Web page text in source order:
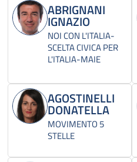
ABRIGNANI
IGNAZIO
NOI CON L'ITALIA-
SCELTA CIVICA PER
L'ITALIA-MAIE
AGOSTINELLI
DONATELLA
MOVIMENTO 5
STELLE